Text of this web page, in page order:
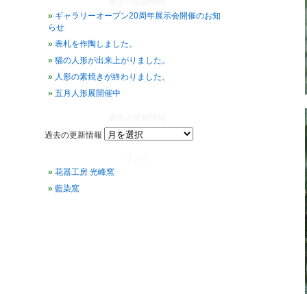
ギャラリーオープン20周年展示会開催のお知
らせ
表札を作陶しました。
猫の人形が出来上がりました。
人形の素焼きが終わりました。
五月人形展開催中
過去の更新情報
花器工房 光峰窯
藍染窯